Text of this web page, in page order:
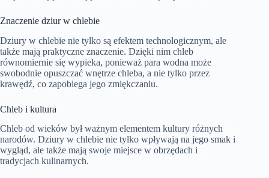
Znaczenie dziur w chlebie
Dziury w chlebie nie tylko są efektem technologicznym, ale
także mają praktyczne znaczenie. Dzięki nim chleb
równomiernie się wypieka, ponieważ para wodna może
swobodnie opuszczać wnętrze chleba, a nie tylko przez
krawędź, co zapobiega jego zmiękczaniu.
Chleb i kultura
Chleb od wieków był ważnym elementem kultury różnych
narodów. Dziury w chlebie nie tylko wpływają na jego smak i
wygląd, ale także mają swoje miejsce w obrzędach i
tradycjach kulinarnych.